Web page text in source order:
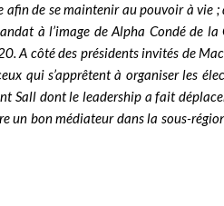
afin de se maintenir au pouvoir à vie
à l’image de Alpha Condé de
A côté des présidents invités de
qui s’apprêtent à organiser les
Sall dont le leadership a fait
un bon médiateur dans la sous-